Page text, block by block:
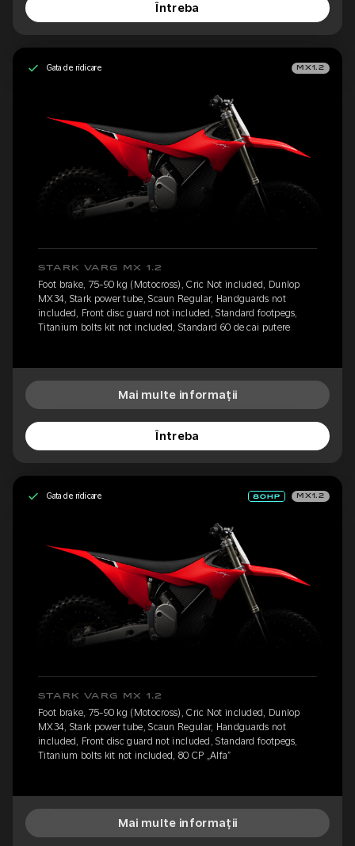
Întreba
Gata de ridicare MX1.2
STARK VARG MX 1.2
Foot brake, 75-90 kg (Motocross), Cric Not included, Dunlop
MX34, Stark power tube, Scaun Regular, Handguards not
included, Front disc guard not included, Standard footpegs,
Titanium bolts kit not included, Standard 60 de cai putere
Mai multe informații
Întreba
Gata de ridicare MX1.2
STARK VARG MX 1.2
Foot brake, 75-90 kg (Motocross), Cric Not included, Dunlop
MX34, Stark power tube, Scaun Regular, Handguards not
included, Front disc guard not included, Standard footpegs,
Titanium bolts kit not included, 80 CP „Alfa”
Mai multe informații